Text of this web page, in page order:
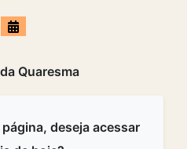
Quaresma
deseja acessar